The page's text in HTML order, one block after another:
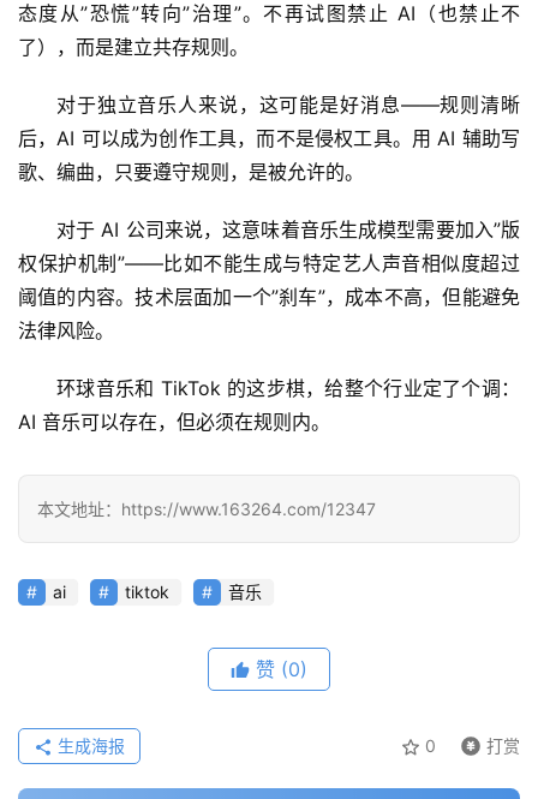
态度从”恐慌”转向”治理”。不再试图禁止 AI（也禁止不
了），而是建立共存规则。
对于独立音乐人来说，这可能是好消息——规则清晰
后，AI 可以成为创作工具，而不是侵权工具。用 AI 辅助写
歌、编曲，只要遵守规则，是被允许的。
对于 AI 公司来说，这意味着音乐生成模型需要加入”版
权保护机制”——比如不能生成与特定艺人声音相似度超过
阈值的内容。技术层面加一个”刹车”，成本不高，但能避免
法律风险。
环球音乐和 TikTok 的这步棋，给整个行业定了个调：
AI 音乐可以存在，但必须在规则内。
本文地址：https://www.163264.com/12347
ai tiktok 音乐
赞 (0)
0 打赏
生成海报